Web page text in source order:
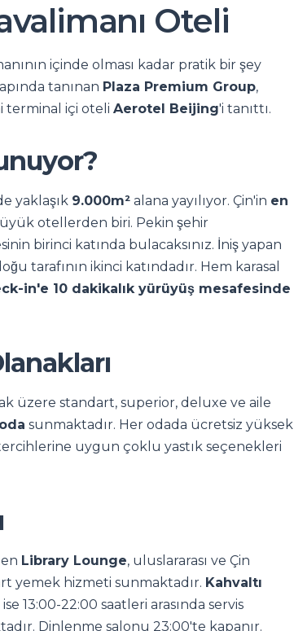
Oteli
içinde olması kadar pratik bir şey
tanınan Plaza Premium Group,
terminal içi oteli Aerotel Beijing'i tanıttı.
yaklaşık 9.000m² alana yayılıyor. Çin'in en
otellerden biri. Pekin şehir
birinci katında bulacaksınız. İniş yapan
tarafının ikinci katındadır. Hem karasal
in'e 10 dakikalık yürüyüş mesafesinde
üzere standart, superior, deluxe ve aile
sunmaktadır. Her odada ücretsiz yüksek
uygun çoklu yastık seçenekleri
Library Lounge, uluslararası ve Çin
yemek hizmeti sunmaktadır. Kahvaltı
ise 13:00-22:00 saatleri arasında servis
Dinlenme salonu 23:00'te kapanır.